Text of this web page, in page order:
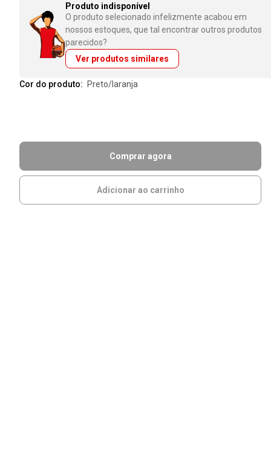
Produto indisponível
O produto selecionado infelizmente acabou em
nossos estoques, que tal encontrar outros produtos
parecidos?
Ver produtos similares
Cor do produto: preto/laranja
Comprar agora
Adicionar ao carrinho